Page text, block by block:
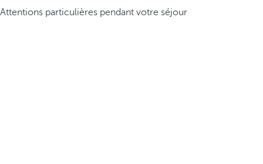
Attentions particulières pendant votre séjour